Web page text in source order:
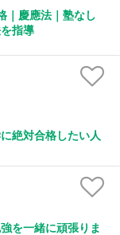
｜慶應法｜塾なし
指導
絶対合格したい人
を一緒に頑張りま